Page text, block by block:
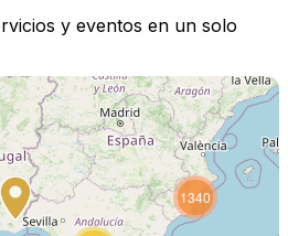
y eventos en un solo
1340